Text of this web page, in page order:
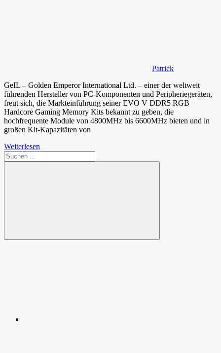
Patrick
GeIL – Golden Emperor International Ltd. – einer der weltweit
führenden Hersteller von PC-Komponenten und Peripheriegeräten,
freut sich, die Markteinführung seiner EVO V DDR5 RGB
Hardcore Gaming Memory Kits bekannt zu geben, die
hochfrequente Module von 4800MHz bis 6600MHz bieten und in
großen Kit-Kapazitäten von
Weiterlesen
Suchen
nach:
Suchen